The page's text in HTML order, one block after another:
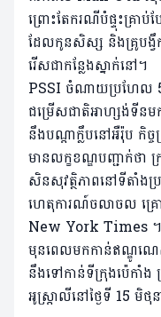
ព្រោះ​តែ​​ករណី​បំផ្ទុះ​គ្រាប់​
ដែល​កូន​សិស្ស​ និង​គ្រូបង្
រើស​ជា​កន្លែង​ស្នាក់​នៅ​។
PSSI ចំណាយប្រហែល​ 5
ជម្រើស​ជាតិ​អាហ្សង់ទីន​
នឹង​បណ្ដា​ក្លឹប​នៅ​អឺរ៉ុប កិច្
មាន​លក្ខខណ្ឌ​បញ្ជាក់​ថា
សិន​សុវត្ថិភាព​នៅ​ទីតាំង​ប្
ហេតុការណ៍​ចលាចល គ្រោ
New York Times ។
មុន​ពេល​មក​កាន់ឥណ្ឌូណេ
នឹង​ទៅ​កាន់​ទីក្រុង​ប៉េកាំង
អូស្ត្រាលី​នៅ​ថ្ងៃ​ទី 15 មិ